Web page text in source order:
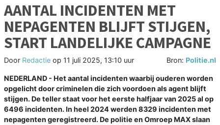
AANTAL INCIDENTEN MET
NEPAGENTEN BLIJFT STIJGEN,
START LANDELIJKE CAMPAGNE
Door Redactie op 11 juli 2025, 13:10 uur Bron: Politie.nl
NEDERLAND - Het aantal incidenten waarbij ouderen worden
opgelicht door criminelen die zich voordoen als agent blijft
stijgen. De teller staat voor het eerste halfjaar van 2025 al op
6496 incidenten. In heel 2024 werden 8329 incidenten met
nepagenten geregistreerd. De politie en Omroep MAX slaan